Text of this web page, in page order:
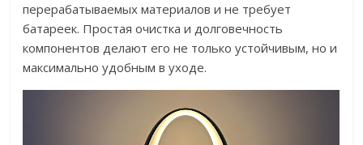
перерабатываемых материалов и не требует
батареек. Простая очистка и долговечность
компонентов делают его не только устойчивым, но и
максимально удобным в уходе.